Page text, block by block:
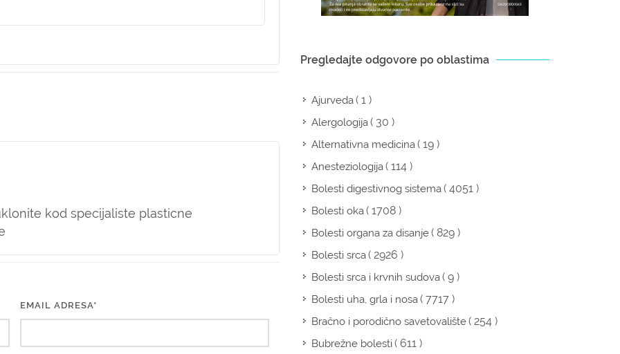
kod specijaliste plasticne
EMAIL ADRESA*
Pregledajte odgovore po oblastima
Ajurveda( 1 )
Alergologija( 30 )
Alternativna medicina( 19 )
Anesteziologija( 114 )
Bolesti digestivnog sistema( 4051 )
Bolesti oka( 1708 )
Bolesti organa za disanje( 829 )
Bolesti srca( 2926 )
Bolesti srca i krvnih sudova( 9 )
Bolesti uha, grla i nosa( 7717 )
Bračno i porodično savetovalište( 254 )
Bubrežne bolesti( 611 )